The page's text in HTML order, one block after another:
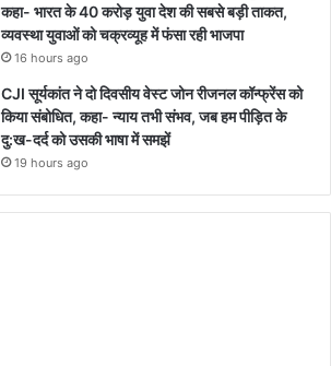
कहा- भारत के 40 करोड़ युवा देश की सबसे बड़ी ताकत,
व्यवस्था युवाओं को चक्रव्यूह में फंसा रही भाजपा
16 hours ago
CJI सूर्यकांत ने दो दिवसीय वेस्ट जोन रीजनल कॉन्फ्रेंस को
किया संबोधित, कहा- न्याय तभी संभव, जब हम पीड़ित के
दु:ख-दर्द को उसकी भाषा में समझें
19 hours ago